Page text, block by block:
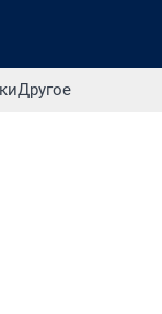
Другое